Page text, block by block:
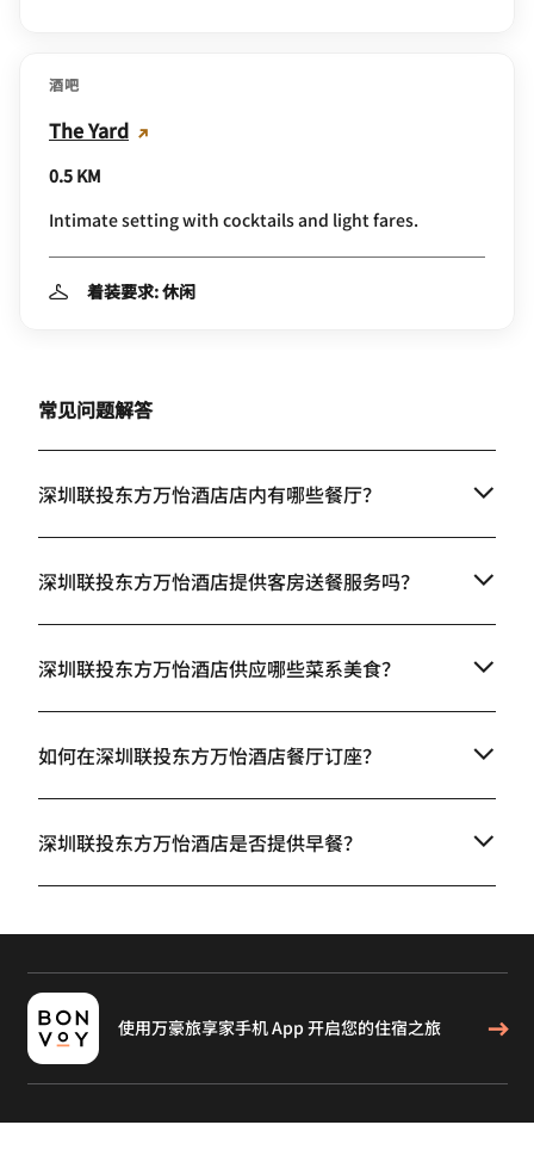
酒吧
The Yard
0.5 KM
Intimate setting with cocktails and light fares.
着装要求: 休闲
常见问题解答
深圳联投东方万怡酒店店内有哪些餐厅？
深圳联投东方万怡酒店提供客房送餐服务吗？
深圳联投东方万怡酒店供应哪些菜系美食？
如何在深圳联投东方万怡酒店餐厅订座？
深圳联投东方万怡酒店是否提供早餐？
使用万豪旅享家手机 App 开启您的住宿之旅